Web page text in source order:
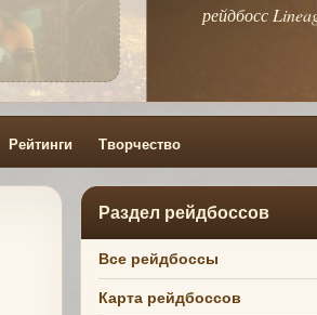
рейдбосс
Рейтинги Творчество
Раздел рейдбоссов
Все рейдбоссы
Карта рейдбоссов